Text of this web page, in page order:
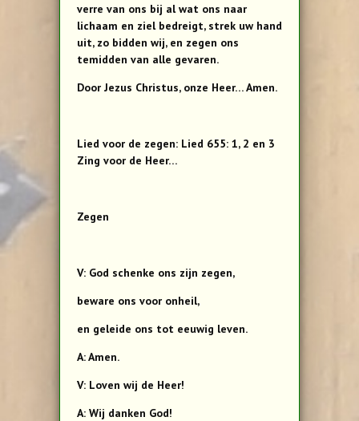
verre van ons bij al wat ons naar
lichaam en ziel bedreigt, strek uw hand
uit, zo bidden wij, en zegen ons
temidden van alle gevaren.
Door Jezus Christus, onze Heer… Amen.
Lied voor de zegen: Lied 655: 1, 2 en 3
Zing voor de Heer…
Zegen
V: God schenke ons zijn zegen,
beware ons voor onheil,
en geleide ons tot eeuwig leven.
A: Amen.
V: Loven wij de Heer!
A: Wij danken God!